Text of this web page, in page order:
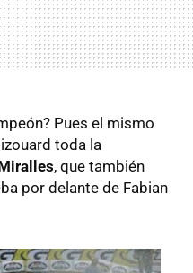
Pues el mismo
toda la
, que también
por delante de Fabian